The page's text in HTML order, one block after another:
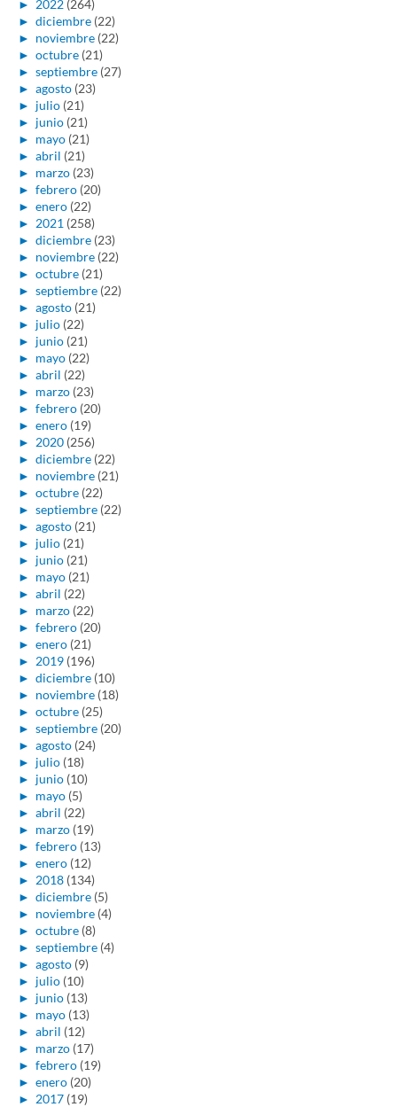
► 2022 (264)
► diciembre (22)
► noviembre (22)
► octubre (21)
► septiembre (27)
► agosto (23)
► julio (21)
► junio (21)
► mayo (21)
► abril (21)
► marzo (23)
► febrero (20)
► enero (22)
► 2021 (258)
► diciembre (23)
► noviembre (22)
► octubre (21)
► septiembre (22)
► agosto (21)
► julio (22)
► junio (21)
► mayo (22)
► abril (22)
► marzo (23)
► febrero (20)
► enero (19)
► 2020 (256)
► diciembre (22)
► noviembre (21)
► octubre (22)
► septiembre (22)
► agosto (21)
► julio (21)
► junio (21)
► mayo (21)
► abril (22)
► marzo (22)
► febrero (20)
► enero (21)
► 2019 (196)
► diciembre (10)
► noviembre (18)
► octubre (25)
► septiembre (20)
► agosto (24)
► julio (18)
► junio (10)
► mayo (5)
► abril (22)
► marzo (19)
► febrero (13)
► enero (12)
► 2018 (134)
► diciembre (5)
► noviembre (4)
► octubre (8)
► septiembre (4)
► agosto (9)
► julio (10)
► junio (13)
► mayo (13)
► abril (12)
► marzo (17)
► febrero (19)
► enero (20)
► 2017 (19)